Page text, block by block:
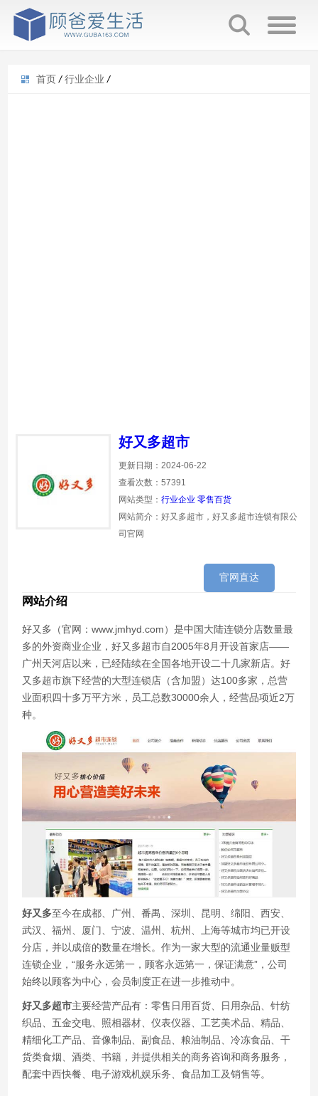
首页 / 行业企业 /
好又多超市
更新日期：2024-06-22
查看次数：57391
网站类型：行业企业 零售百货
网站简介：好又多超市，好又多超市连锁有限公
司官网
官网直达
网站介绍
好又多（官网：www.jmhyd.com）是中国大陆连锁分店数量最
多的外资商业企业，好又多超市自2005年8月开设首家店——
广州天河店以来，已经陆续在全国各地开设二十几家新店。好
又多超市旗下经营的大型连锁店（含加盟）达100多家，总营
业面积四十多万平方米，员工总数30000余人，经营品项近2万
种。
好又多至今在成都、广州、番禺、深圳、昆明、绵阳、西安、
武汉、福州、厦门、宁波、温州、杭州、上海等城市均已开设
分店，并以成倍的数量在增长。作为一家大型的流通业量贩型
连锁企业，“服务永远第一，顾客永远第一，保证满意”，公司
始终以顾客为中心，会员制度正在进一步推动中。
好又多超市主要经营产品有：零售日用百货、日用杂品、针纺
织品、五金交电、照相器材、仪表仪器、工艺美术品、精品、
精细化工产品、音像制品、副食品、粮油制品、冷冻食品、干
货类食烟、酒类、书籍，并提供相关的商务咨询和商务服务，
配套中西快餐、电子游戏机娱乐务、食品加工及销售等。